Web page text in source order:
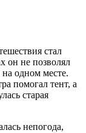
стал
он не позволял
на одном месте.
помогал тент, а
старая
непогода,